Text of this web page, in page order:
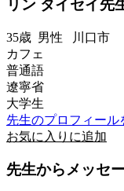
リン タイセイ先
35歳 男性 川口市
カフェ
普通語
遼寧省
大学生
先生のプロフィール
お気に入りに追加
先生からメッセ